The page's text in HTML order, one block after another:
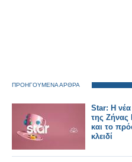
ΠΡΟΗΓΟΥΜΕΝΑ ΑΡΘΡΑ
Star: Η
της Ζήνας
και το
κλειδί